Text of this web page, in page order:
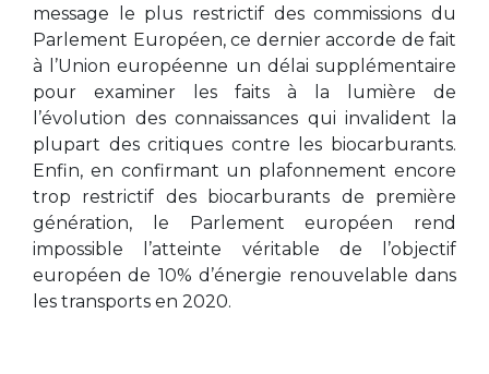
message le plus restrictif des commissions du
Parlement Européen, ce dernier accorde de fait
à l’Union européenne un délai supplémentaire
pour examiner les faits à la lumière de
l’évolution des connaissances qui invalident la
plupart des critiques contre les biocarburants.
Enfin, en confirmant un plafonnement encore
trop restrictif des biocarburants de première
génération, le Parlement européen rend
impossible l’atteinte véritable de l’objectif
européen de 10% d’énergie renouvelable dans
les transports en 2020.